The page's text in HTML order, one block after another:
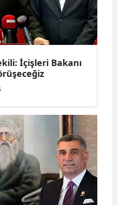
İçişleri Bakanı